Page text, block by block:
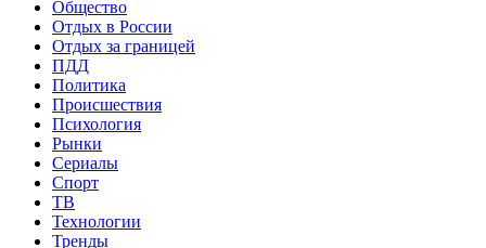
Общество
Отдых в России
Отдых за границей
ПДД
Политика
Происшествия
Психология
Рынки
Сериалы
Спорт
ТВ
Технологии
Тренды